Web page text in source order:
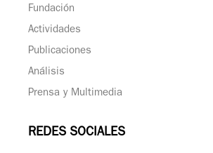
Fundación
Actividades
Publicaciones
Análisis
Prensa y Multimedia
REDES SOCIALES